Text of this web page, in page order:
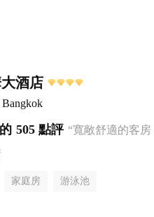
酒店
505 點評 “寬敞舒適的客
家庭房 游泳池